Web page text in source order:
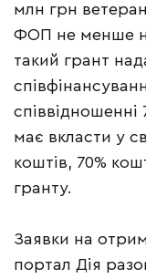
млн грн
ФОП не менше
такий грант
має вкласти у
коштів, 70%
гранту.
Заявки на
портал Дія